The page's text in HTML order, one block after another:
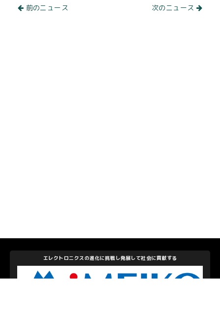
前のニュース 次のニュース
エレクトロニクスの進化に挑戦し発展して社会に貢献する